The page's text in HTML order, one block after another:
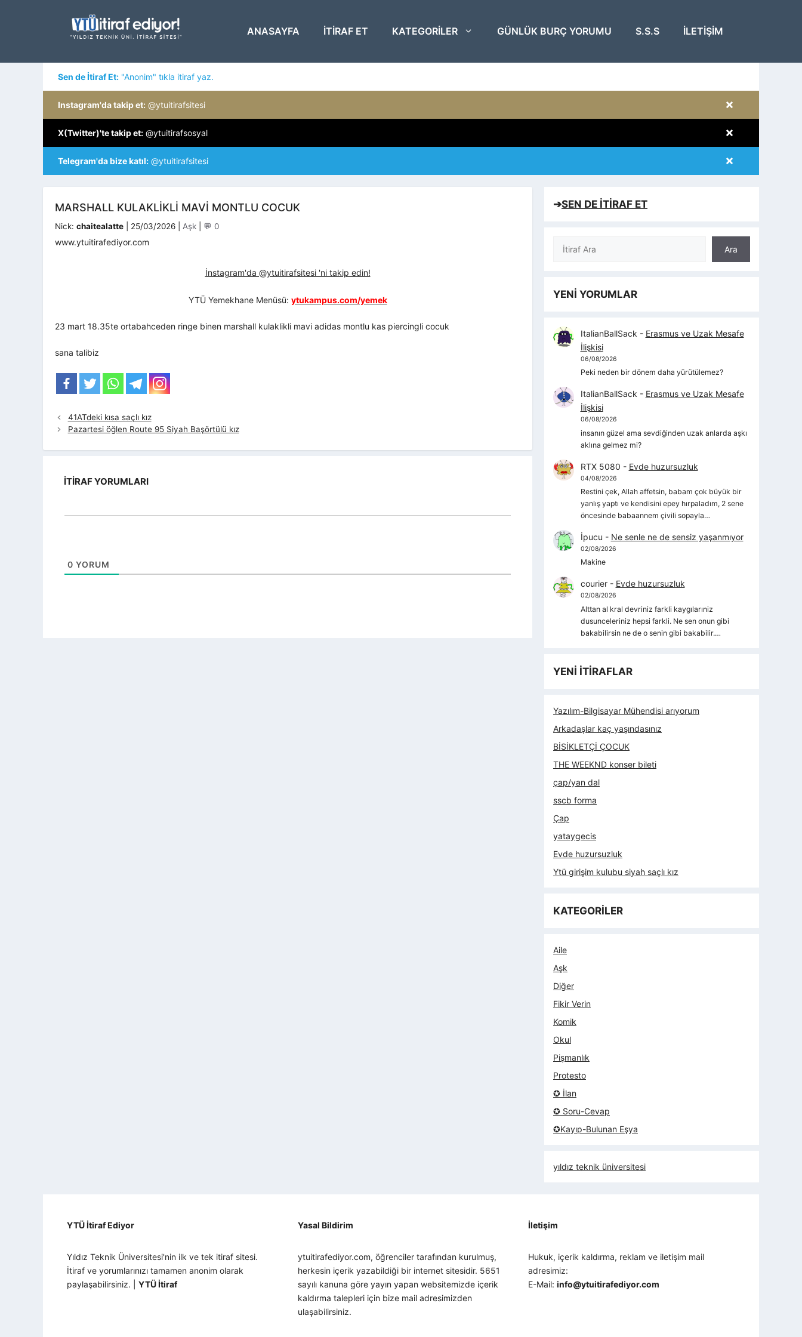
ANASAYFA ITIRAF ET KATEGORILER GÜNLÜK BURÇ YORUMU S.S.S İLETIŞIM
Sen de İtiraf Et: "Anonim" tıkla itiraf yaz.
×
Instagram'da takip et: @ytuitirafsitesi
×
X(Twitter)'te takip et: @ytuitirafsosyal
×
Telegram'da bize katıl: @ytuitirafsitesi
MARSHALL KULAKLIKLI MAVI MONTLU COCUK
Nick: chaitealatte 25/03/2026 Kategoriler
Aşk 💬 0
www.ytuitirafediyor.com
İnstagram'da @ytuitirafsitesi 'ni takip edin!
YTÜ Yemekhane Menüsü: ytukampus.com/yemek
23 mart 18.35te ortabahceden ringe binen marshall kulaklikli mavi adidas montlu kas piercingli cocuk
sana talibiz
41ATdeki kısa saçlı kız
Pazartesi öğlen Route 95 Siyah Başörtülü kız
İTIRAF YORUMLARI
0 YORUM
➔SEN DE İTİRAF ET
Ara
Ara
YENİ YORUMLAR
ItalianBallSack - Erasmus ve Uzak Mesafe
İlişkisi
06/08/2026
Peki neden bir dönem daha yürütülemez?
ItalianBallSack - Erasmus ve Uzak Mesafe
İlişkisi
06/08/2026
insanın güzel ama sevdiğinden uzak anlarda aşkı
aklına gelmez mi?
RTX 5080 - Evde huzursuzluk
04/08/2026
Restini çek, Allah affetsin, babam çok büyük bir
yanlış yaptı ve kendisini epey hırpaladım, 2 sene
öncesinde babaannem çivili sopayla…
İpucu - Ne senle ne de sensiz yaşanmıyor
02/08/2026
Makine
courier- Evde huzursuzluk
02/08/2026
Alttan al kral devriniz farkli kaygılarıniz
dusunceleriniz hepsi farkli. Ne sen onun gibi
bakabilirsin ne de o senin gibi bakabilir.…
YENİ İTİRAFLAR
Yazılım-Bilgisayar Mühendisi arıyorum
Arkadaşlar kaç yaşındasınız
BİSİKLETÇİ ÇOCUK
THE WEEKND konser bileti
çap/yan dal
sscb forma
Çap
yataygecis
Evde huzursuzluk
Ytü girişim kulubu siyah saçlı kız
KATEGORİLER
Aile
Aşk
Diğer
Fikir Verin
Komik
Okul
Pişmanlık
Protesto
✪ İlan
✪ Soru-Cevap
✪Kayıp-Bulunan Eşya
yıldız teknik üniversitesi
YTÜ İtiraf Ediyor
Yıldız Teknik Üniversitesi'nin ilk ve tek itiraf sitesi.
İtiraf ve yorumlarınızı tamamen anonim olarak
paylaşabilirsiniz. | YTÜ İtiraf
Yasal Bildirim
ytuitirafediyor.com, öğrenciler tarafından kurulmuş,
herkesin içerik yazabildiği bir internet sitesidir. 5651
sayılı kanuna göre yayın yapan websitemizde içerik
kaldırma talepleri için bize mail adresimizden
ulaşabilirsiniz.
İletişim
Hukuk, içerik kaldırma, reklam ve iletişim mail
adresimiz:
E-Mail:info@ytuitirafediyor.com